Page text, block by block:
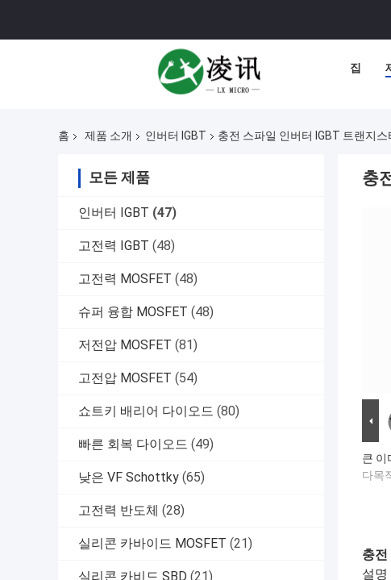
집
홈 제품 소개 인버터 IGBT 충전 스파일 인버터 IGBT 트랜지스
모든 제품
인버터 IGBT (47)
고전력 IGBT (48)
고전력 MOSFET (48)
슈퍼 융합 MOSFET (48)
저전압 MOSFET (81)
고전압 MOSFET (54)
쇼트키 배리어 다이오드 (80)
빠른 회복 다이오드 (49)
낮은 VF Schottky (65)
고전력 반도체 (28)
실리콘 카바이드 MOSFET (21)
실리콘 카비드 SBD (21)
충
큰 이
다목
충전
설명